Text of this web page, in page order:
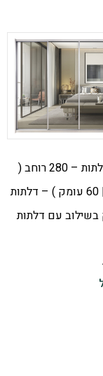
ארון – 4 דלתות – 280 רוחב (
240 גובה | 60 עומק ) – דלתות
בשילוב עם דלתות